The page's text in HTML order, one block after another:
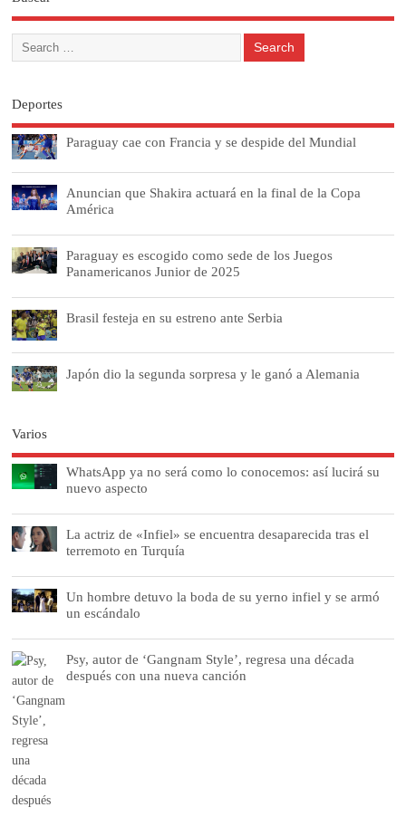
Deportes
Paraguay cae con Francia y se despide del Mundial
Anuncian que Shakira actuará en la final de la Copa
América
Paraguay es escogido como sede de los Juegos
Panamericanos Junior de 2025
Brasil festeja en su estreno ante Serbia
Japón dio la segunda sorpresa y le ganó a Alemania
Varios
WhatsApp ya no será como lo conocemos: así lucirá su
nuevo aspecto
La actriz de «Infiel» se encuentra desaparecida tras el
terremoto en Turquía
Un hombre detuvo la boda de su yerno infiel y se armó
un escándalo
Psy, autor de ‘Gangnam Style’, regresa una década
después con una nueva canción